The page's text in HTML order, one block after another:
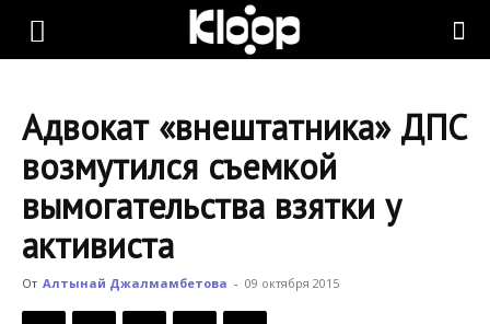
KLOOP.KG
Новости
Кыргызстана
Адвокат «внештатника» ДПС
возмутился съемкой
вымогательства взятки у
активиста
От Алтынай Джалмамбетова - 09 октября 2015